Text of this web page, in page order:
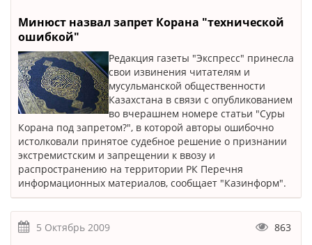
Минюст назвал запрет Корана "технической
ошибкой"
Редакция газеты "Экспресс" принесла
свои извинения читателям и
мусульманской общественности
Казахстана в связи с опубликованием
во вчерашнем номере статьи "Суры
Корана под запретом?", в которой авторы ошибочно
истолковали принятое судебное решение о признании
экстремистским и запрещении к ввозу и
распространению на территории РК Перечня
информационных материалов, сообщает "Казинформ".
5 Октябрь 2009 863